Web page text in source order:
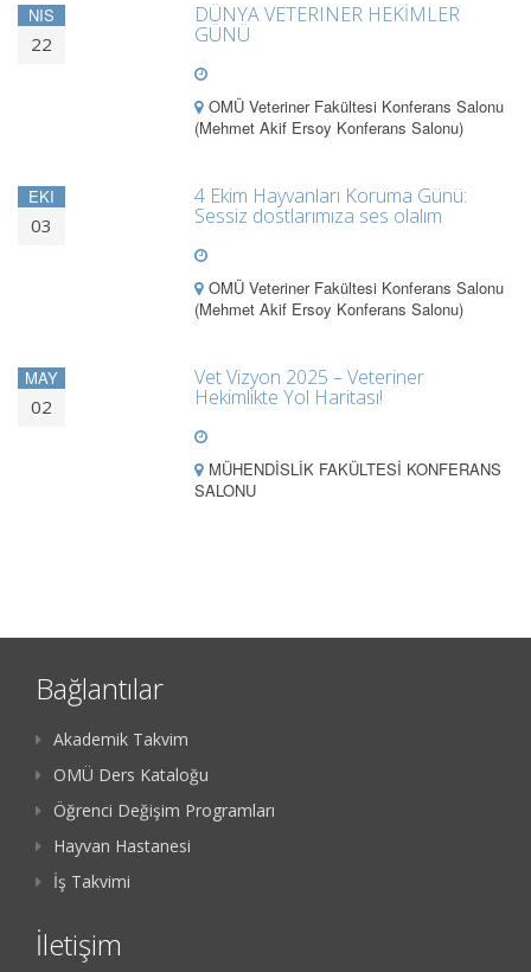
NIS
22
DÜNYA VETERINER HEKİMLER
GÜNÜ
OMÜ Veteriner Fakültesi Konferans Salonu
(Mehmet Akif Ersoy Konferans Salonu)
EKI
03
4 Ekim Hayvanları Koruma Günü:
Sessiz dostlarımıza ses olalım
OMÜ Veteriner Fakültesi Konferans Salonu
(Mehmet Akif Ersoy Konferans Salonu)
MAY
02
Vet Vizyon 2025 – Veteriner
Hekimlikte Yol Haritası!
MÜHENDİSLİK FAKÜLTESİ KONFERANS
SALONU
Bağlantılar
Akademik Takvim
OMÜ Ders Kataloğu
Öğrenci Değişim Programları
Hayvan Hastanesi
İş Takvimi
İletişim